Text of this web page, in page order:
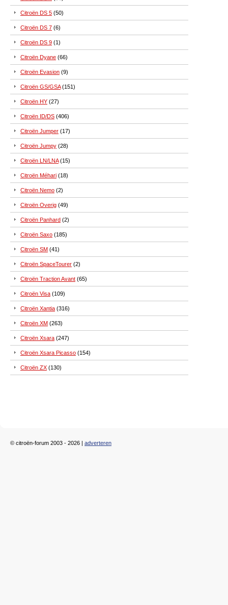
Citroën DS 5 (50)
Citroën DS 7 (6)
Citroën DS 9 (1)
Citroën Dyane (66)
Citroën Evasion (9)
Citroën GS/GSA(151)
Citroën HY (27)
Citroën ID/DS (406)
Citroën Jumper (17)
Citroën Jumpy (28)
Citroën LN/LNA(15)
Citroën Méhari (18)
Citroën Nemo (2)
Citroën Overig (49)
Citroën Panhard (2)
Citroën Saxo (185)
Citroën SM (41)
Citroën SpaceTourer (2)
Citroën Traction Avant (65)
Citroën Visa (109)
Citroën Xantia (316)
Citroën XM (263)
Citroën Xsara (247)
Citroën Xsara Picasso (154)
Citroën ZX (130)
© citroën-forum 2003 - 2026 | adverteren